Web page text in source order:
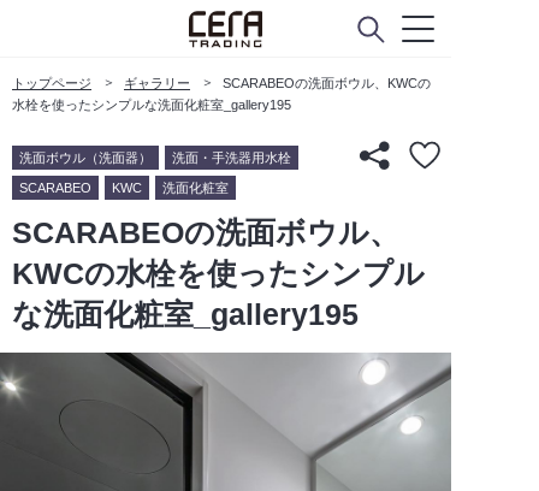
トップページ ギャラリー
SCARABEOの洗面ボウル、KWCの
水栓を使ったシンプルな洗面化粧室_gallery195
洗面ボウル（洗面器） 洗面・手洗器用水栓
SCARABEO KWC 洗面化粧室
SCARABEOの洗面ボウル、
KWCの水栓を使ったシンプル
な洗面化粧室_gallery195